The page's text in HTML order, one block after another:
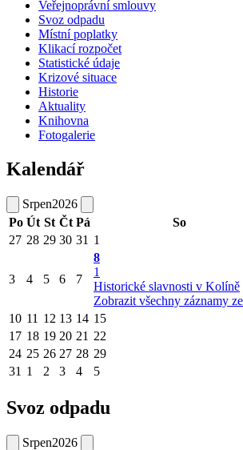
Veřejnoprávní smlouvy
Svoz odpadu
Místní poplatky
Klikací rozpočet
Statistické údaje
Krizové situace
Historie
Aktuality
Knihovna
Fotogalerie
Kalendář
Srpen2026
Po Út St Čt Pá So
27 28 29 30 31 1
3 4 5 6 7
8
1
Historické slavnosti v Kolíně
Zobrazit všechny záznamy
10 11 12 13 14 15
17 18 19 20 21 22
24 25 26 27 28 29
31 1 2 3 4 5
Svoz odpadu
Srpen2026